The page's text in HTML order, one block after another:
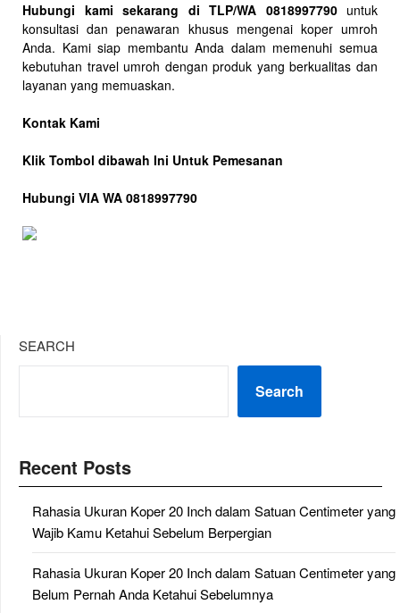
Hubungi kami sekarang di TLP/WA 0818997790untuk
konsultasi dan penawaran khusus mengenai koper umroh
Anda. Kami siap membantu Anda dalam memenuhi semua
kebutuhan travel umroh dengan produk yang berkualitas dan
layanan yang memuaskan.
Kontak Kami
Klik Tombol dibawah Ini Untuk Pemesanan
Hubungi VIA WA 0818997790
SEARCH
Search
Recent Posts
Rahasia Ukuran Koper 20 Inch dalam Satuan Centimeter yang
Wajib Kamu Ketahui Sebelum Berpergian
Rahasia Ukuran Koper 20 Inch dalam Satuan Centimeter yang
Belum Pernah Anda Ketahui Sebelumnya